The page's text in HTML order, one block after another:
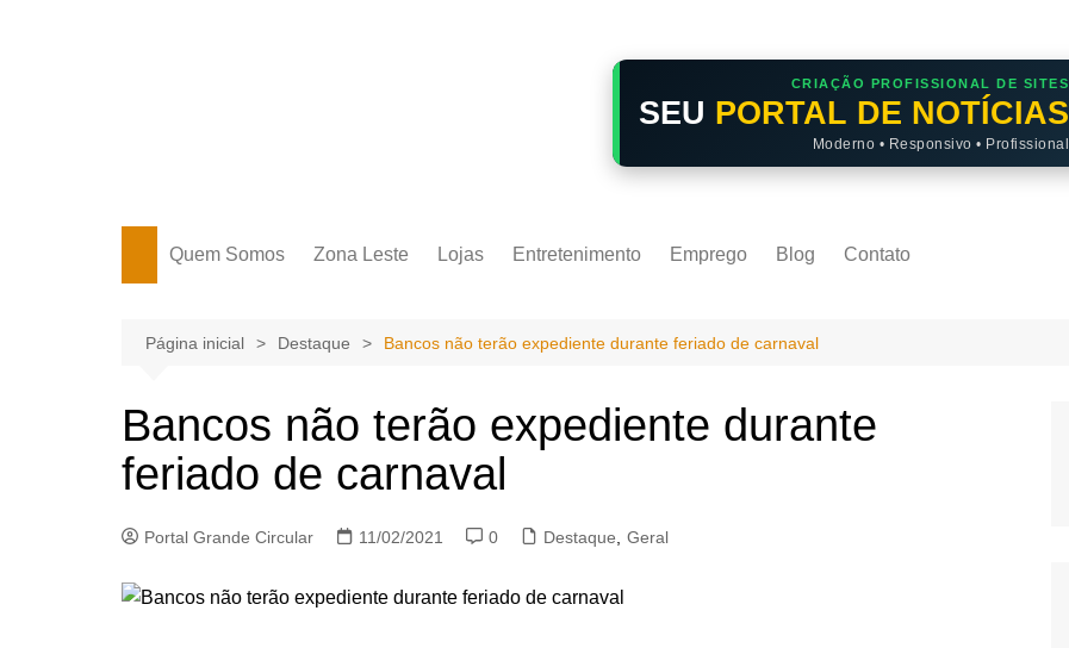
CRIAÇÃO PROFISSIONAL DE SITES
SEU PORTAL DE NOTÍCIAS
Moderno • Responsivo • Profissional
Quem Somos Zona Leste Lojas Entretenimento Emprego Blog Contato
Página inicial Destaque Bancos não terão expediente durante feriado de carnaval
Bancos não terão expediente durante
feriado de carnaval
Portal Grande Circular 11/02/2021 0 Destaque Geral